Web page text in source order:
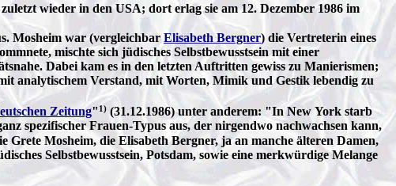
wieder in den USA; dort erlag sie am 12. Dezember 1986 im
Mosheim war (vergleichbarElisabeth Bergner) die Vertreterin eines
mischte sich jüdisches Selbstbewusstsein mit einer
Dabei kam es in den letzten Auftritten gewiss zu Manierismen;
analytischem Verstand, mit Worten, Mimik und Gestik lebendig zu
Zeitung" 1) (31.12.1986) unter anderem: "In New York starb
spezifischer Frauen-Typus aus, der nirgendwo nachwachsen kann,
Grete Mosheim, die Elisabeth Bergner, ja an manche älteren Damen,
Selbstbewusstsein, Potsdam, sowie eine merkwürdige Melange